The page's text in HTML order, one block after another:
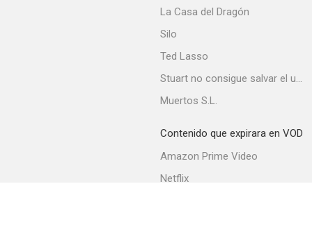
La Casa del Dragón
Silo
Ted Lasso
Stuart no consigue salvar el universo
Muertos S.L.
Contenido que expirara en VOD
Amazon Prime Video
Netflix